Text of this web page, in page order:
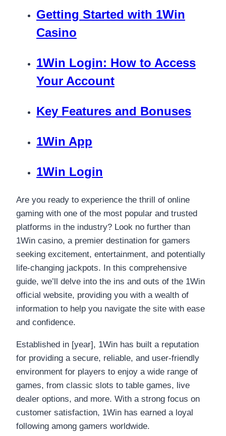
Getting Started with 1Win
Casino
1Win Login: How to Access
Your Account
Key Features and Bonuses
1Win App
1Win Login
Are you ready to experience the thrill of online
gaming with one of the most popular and trusted
platforms in the industry? Look no further than
1Win casino, a premier destination for gamers
seeking excitement, entertainment, and potentially
life-changing jackpots. In this comprehensive
guide, we’ll delve into the ins and outs of the 1Win
official website, providing you with a wealth of
information to help you navigate the site with ease
and confidence.
Established in [year], 1Win has built a reputation
for providing a secure, reliable, and user-friendly
environment for players to enjoy a wide range of
games, from classic slots to table games, live
dealer options, and more. With a strong focus on
customer satisfaction, 1Win has earned a loyal
following among gamers worldwide.